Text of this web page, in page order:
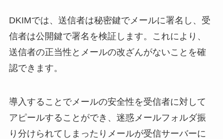
DKIMでは、送信者は秘密鍵でメールに署名し、受
信者は公開鍵で署名を検証します。これにより、
送信者の正当性とメールの改ざんがないことを確
認できます。
導入することでメールの安全性を受信者に対して
アピールすることができ、迷惑メールフォルダ振
り分けられてしまったりメールが受信サーバーに